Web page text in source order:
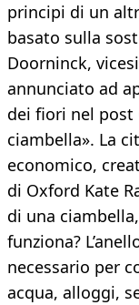
principi di un
basato sulla
Doorninck,
annunciato ad
dei fiori nel post
ciambella». La
economico,
di Oxford Kate
di una
funziona?
necessario per
acqua, alloggi,